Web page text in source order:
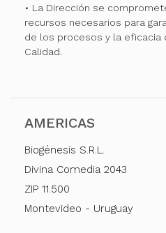
• La Dirección se
recursos necesarios para
de los procesos y la eficacia
Calidad.
AMERICAS
Biogénesis S.R.L.
Divina Comedia 2043
ZIP 11.500
Montevideo - Uruguay